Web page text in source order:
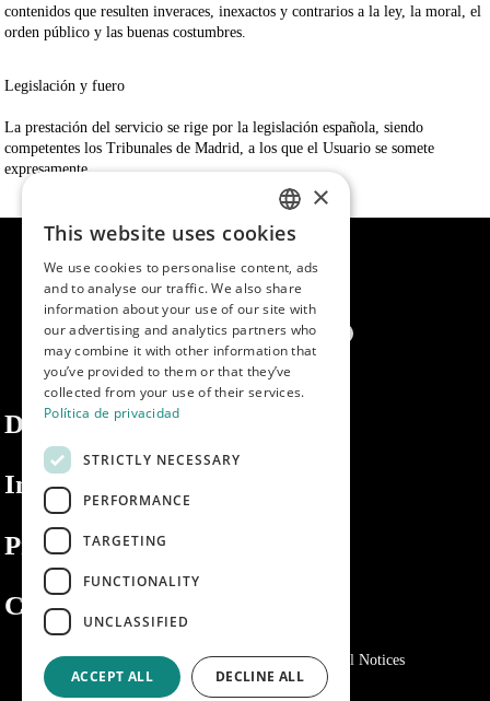
contenidos que resulten inveraces, inexactos y contrarios a la ley, la moral, el
orden público y las buenas costumbres.
Legislación y fuero
La prestación del servicio se rige por la legislación española, siendo
competentes los Tribunales de Madrid, a los que el Usuario se somete
expresamente.
Dibaq
Information
Private area
Contact us
Privacy Policy Cookies policy Legal Notices
SPANISH
ENGLISH
PORTUGUESE
×
This website uses cookies
We use cookies to personalise content, ads
and to analyse our traffic. We also share
information about your use of our site with
our advertising and analytics partners who
may combine it with other information that
you’ve provided to them or that they’ve
collected from your use of their services.
Política de privacidad
STRICTLY NECESSARY
PERFORMANCE
TARGETING
FUNCTIONALITY
UNCLASSIFIED
ACCEPT ALL DECLINE ALL